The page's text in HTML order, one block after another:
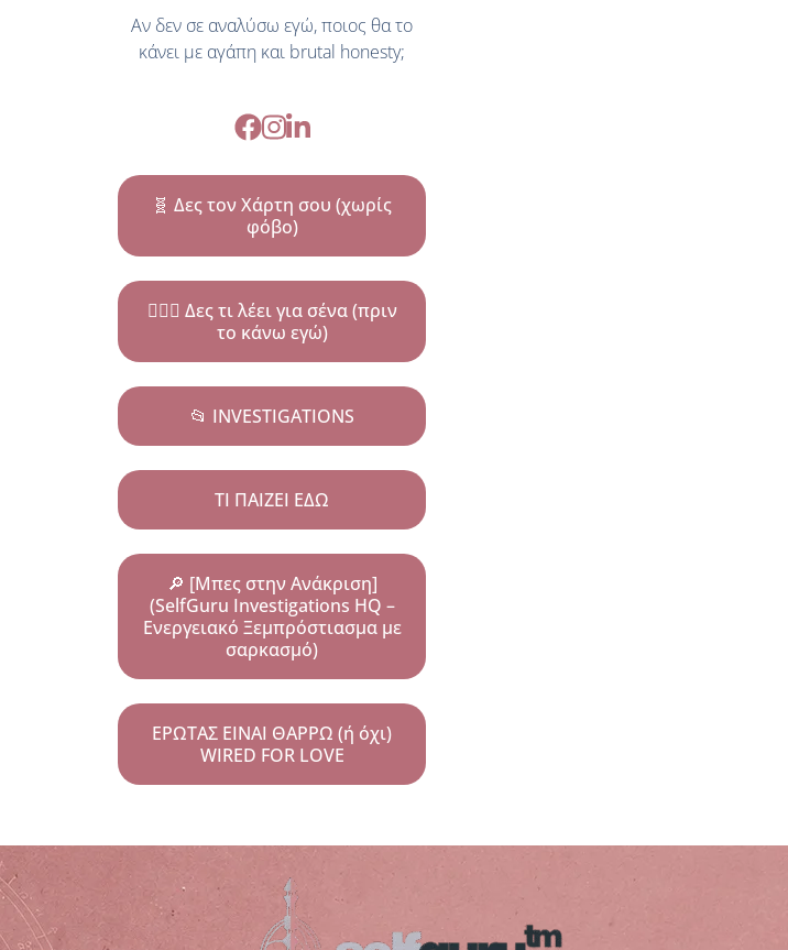
Αν δεν σε αναλύσω εγώ, ποιος θα το
κάνει με αγάπη και brutal honesty;
🧬 Δες τον Χάρτη σου (χωρίς
φόβο)
🕵🏼‍♀️ Δες τι λέει για σένα (πριν
το κάνω εγώ)
📂 INVESTIGATIONS
ΤΙ ΠΑΙΖΕΙ ΕΔΩ
🔎 [Μπες στην Ανάκριση]
(SelfGuru Investigations HQ –
Ενεργειακό Ξεμπρόστιασμα με
σαρκασμό)
ΕΡΩΤΑΣ ΕΙΝΑΙ ΘΑΡΡΩ (ή όχι)
WIRED FOR LOVE